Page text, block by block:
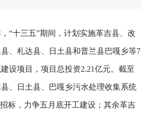
“十三五”期间，计划实施革吉县、改
、札达县、日土县和普兰县巴嘎乡等7
设项目，项目总投资2.21亿元。截至
、日土县、巴嘎乡污水处理收集系统
标，力争五月底开工建设；其余革吉